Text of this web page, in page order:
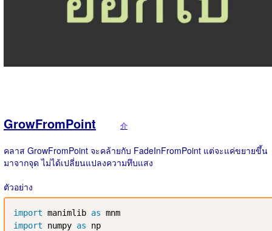
GrowFromPoint 介
คลาส GrowFromPoint จะคล้ายกับ FadeInFromPoint แต่จะแค่ขยายขึ้น
มาจากจุด ไม่ได้เปลี่ยนแปลงความทึบแสง
ตัวอย่าง
import manimlib as
import numpy as np